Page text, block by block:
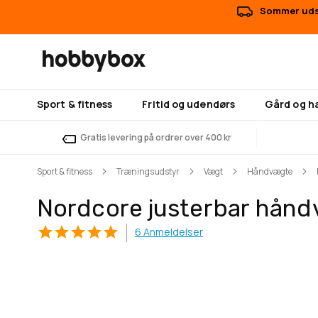
Sommer
Sport & fitness Fritid og udendørs Gård og
Gratis levering på ordrer over 400 kr
Sport & fitness Træningsudstyr Vægt Håndvægte
Nordcore justerbar
6 Anmeldelser